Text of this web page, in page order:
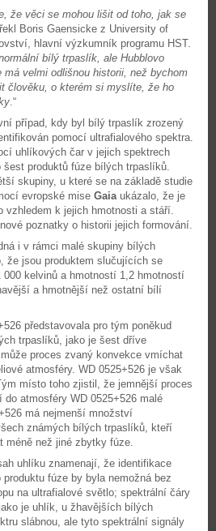
že věci se mohou lišit od toho, jak se
Boris Gaensicke z University of
hlavní výzkumník programu HST.
bílý trpaslík, ale Hubblovo
má velmi odlišnou historii, než bychom
člověku, o kterém si myslíte, že ho
.“
případ, kdy byl bílý trpaslík zrozený
pomocí ultrafialového spektra.
uhlíkových čar v jejich spektrech
produktů fúze bílých trpaslíků.
skupiny, u které se na základě studie
evropské mise Gaia ukázalo, že je
vzhledem k jejich hmotnosti a stáří.
poznatky o historii jejich formování.
i v rámci malé skupiny bílých
že jsou produktem slučujících se
000 kelvinů a hmotností 1,2 hmotností
a hmotnější než ostatní bílí
představovala pro tým poněkud
trpaslíků, jako je šest dříve
proces zvaný konvekce vmíchat
atmosféry. WD 0525+526 je však
místo toho zjistil, že jemnější proces
atmosféry WD 0525+526 malé
má nejmenší množství
známých bílých trpaslíků, kteří
než jiné zbytky fúze.
uhlíku znamenají, že identifikace
fúze by byla nemožná bez
na ultrafialové světlo; spektrální čáry
je uhlík, u žhavějších bílých
slábnou, ale tyto spektrální signály